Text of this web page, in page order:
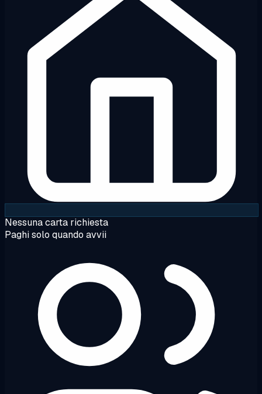
Nessuna carta richiesta
Paghi solo quando avvii